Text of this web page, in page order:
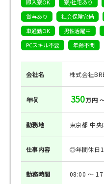
即入寮OK 寮/社宅あり
賞与あり
社会保険完備
車通勤OK
男性活躍中
PCスキル不要
年齢不問
会社名 株式会社
年収 350万円
勤務地 東京都 中央
仕事内容 ◎年間休日
勤務時間 08:00 ～